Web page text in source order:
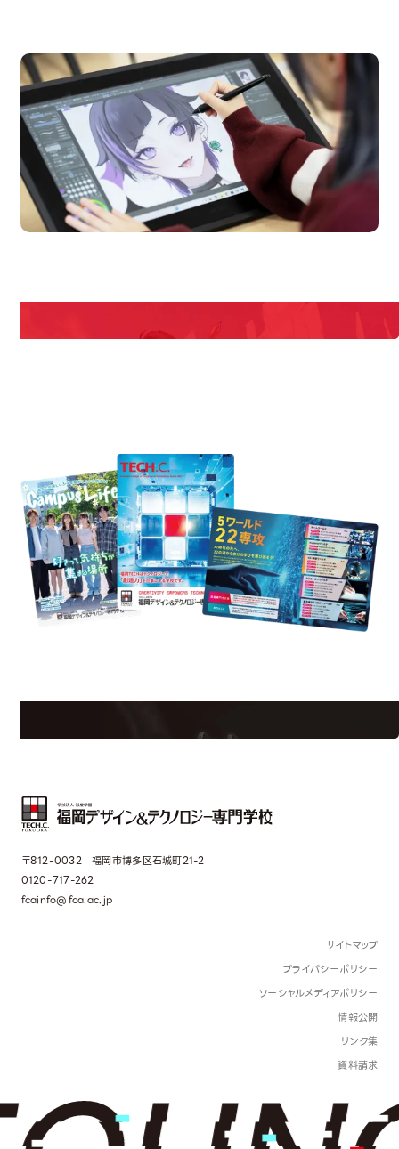
Campus
Information
〒812-0032 福岡市博多区石城町21-2
0120-717-262
fcainfo@fca.ac.jp
サイトマップ
プライバシーポリシー
ソーシャルメディアポリシー
情報公開
リンク集
資料請求